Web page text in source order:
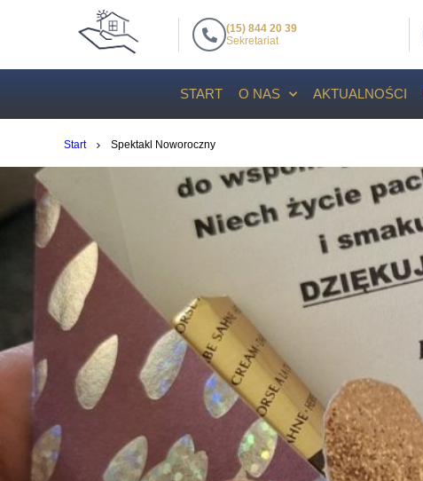
(15) 844 20 39
Sekretariat
START O NAS AKTUALNOŚCI
Start Spektakl Noworoczny